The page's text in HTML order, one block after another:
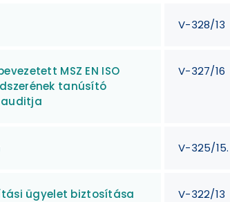
V-328/13
MSZ EN ISO
tanúsító
auditja
V-327/16
V-325/15.
ügyelet biztosítása
V-322/13